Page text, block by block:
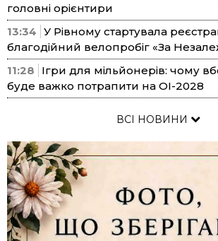
головні орієнтири
13:34 У Рівному стартувала
благодійний велопробіг «За
11:28
Ігри для мільйонерів: чому
буде важко потрапити на ОІ-2028
ВСІ НОВИНИ